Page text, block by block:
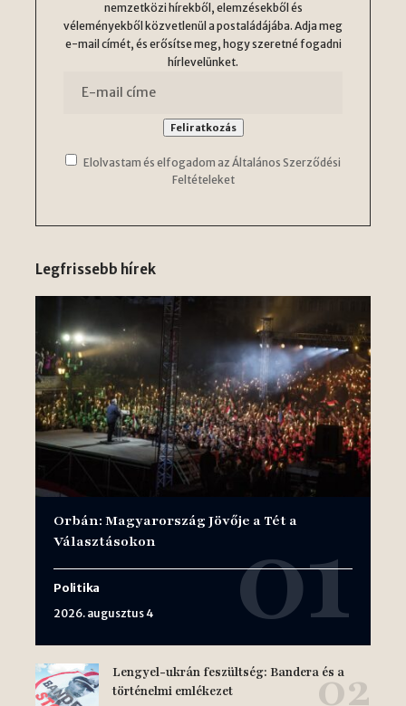
nemzetközi hírekből, elemzésekből és
véleményekből közvetlenül a postaládájába. Adja meg
e-mail címét, és erősítse meg, hogy szeretné fogadni
hírlevelünket.
Elolvastam és elfogadom az Általános Szerződési
Feltételeket
Legfrissebb hírek
Orbán: Magyarország Jövője a Tét a
Választásokon
Politika
2026. augusztus 4
Lengyel-ukrán feszültség: Bandera és a
történelmi emlékezet